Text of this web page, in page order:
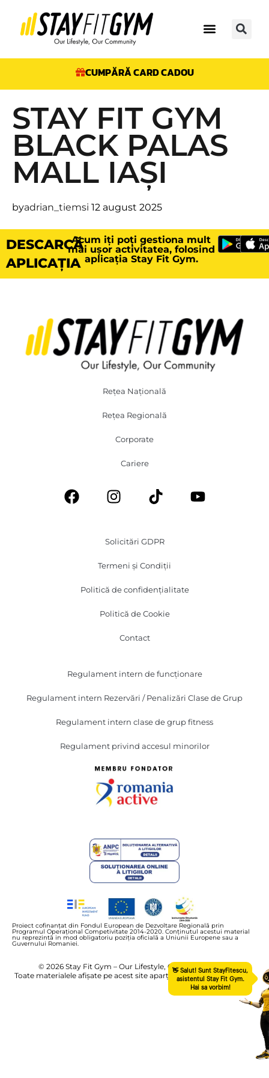
CUMPĂRĂ CARD CADOU
STAY FIT GYM
BLACK PALAS
MALL IAȘI
byadrian_tiemsi 12 august 2025
DESCARCĂ
APLICAȚIA
Acum iți poți gestiona mult
mai ușor activitatea, folosind
aplicația Stay Fit Gym.
Rețea Națională
Rețea Regională
Corporate
Cariere
Solicitări GDPR
Termeni și Condiții
Politică de confidențialitate
Politică de Cookie
Contact
Regulament intern de funcționare
Regulament intern Rezervări / Penalizări Clase de Grup
Regulament intern clase de grup fitness
Regulament privind accesul minorilor
Proiect cofinanțat din Fondul European de Dezvoltare Regională prin
Programul Operațional Competivitate 2014-2020. Conținutul acestui material
nu reprezintă in mod obligatoriu poziția oficială a Uniunii Europene sau a
Guvernului Romaniei.
© 2026 Stay Fit Gym – Our Lifestyle, Our Community
Toate materialele afișate pe acest site aparțin exclusiv Stay Fit Gym.